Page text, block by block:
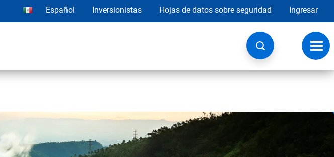
Español Inversionistas Hojas de datos sobre seguridad Ingresar
de